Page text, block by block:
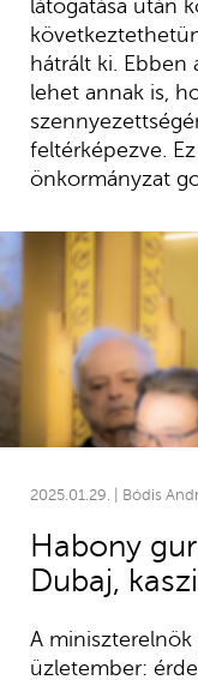
látogatása után
hátrált ki. Ebben
lehet annak is,
feltérképezve.
önkormányzat
2025.01.29. | Bódis
Habony
Dubaj,
A
üzletember: